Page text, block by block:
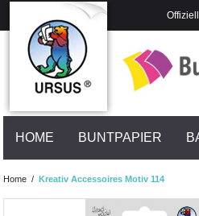
HOME BUNTPAPIER
Home / Kreativ Accessoires Motiv 114